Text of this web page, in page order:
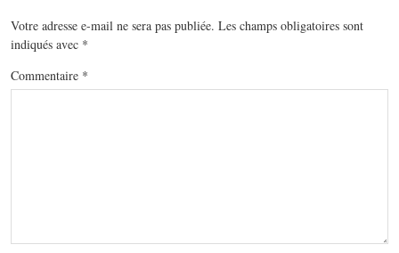
Votre adresse e-mail ne sera pas publiée. Les champs obligatoires sont
indiqués avec *
Commentaire *